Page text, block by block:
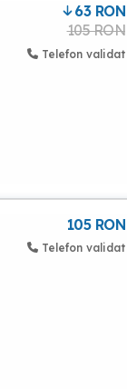
63 RON
105 RON
Telefon validat
105 RON
Telefon validat